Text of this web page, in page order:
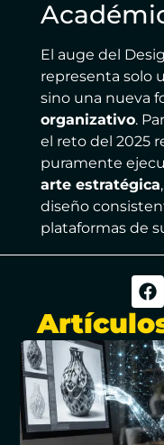
El auge del
representa solo
sino una nueva
organizativo.
el reto del 2025
puramente
arte estratégica
diseño
plataformas de